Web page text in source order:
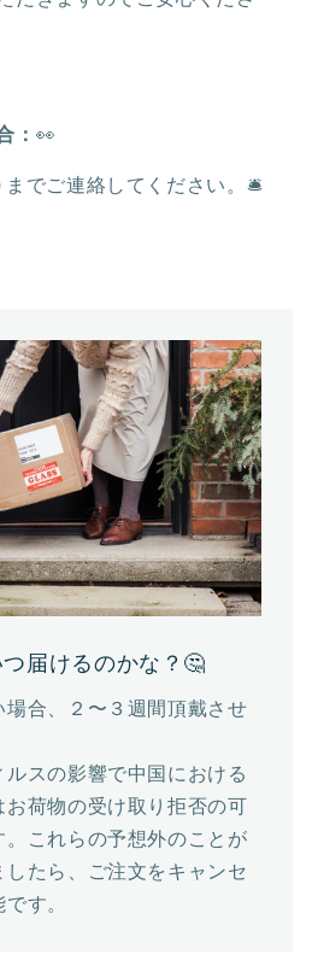
： 👀
までご連絡してください。 🛎
届けるのかな？🤔
合、２〜３週間頂戴させ
ルスの影響で中国における
荷物の受け取り拒否の可
これらの予想外のことが
たら、ご注文をキャンセ
す。